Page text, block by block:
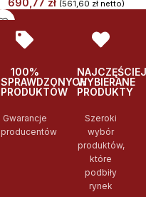
690,77 zł (561,60 zł netto)
100%
SPRAWDZONYCH
PRODUKTÓW
Gwarancje
producentów
NAJCZĘŚCIEJ
WYBIERANE
PRODUKTY
Szeroki
wybór
produktów,
które
podbiły
rynek